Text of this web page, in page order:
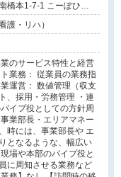
橋本1-7-1 こーぽひろ
護・リハ）
のサービス特性と経営
業務： 従業員の業務指
運営： 数値管理（収支
、採用・労務管理 ・連
イプ役としての方針周
業部長・エリアマネー
時には、事業部長や エ
となるような、幅広い
場や本部のパイプ役と
に周知させる業務など